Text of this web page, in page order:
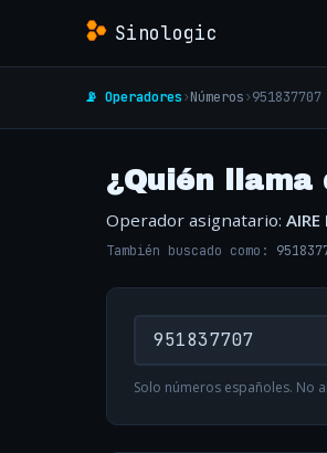
Sinologic
📡 Operadores›Números›951837707
¿Quién llama
Operador asignatario: AIRE
También buscado como:
Solo números españoles. No